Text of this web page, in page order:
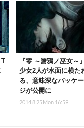
T
『零 ～濡鴉ノ巫女～』
少女2人が水面に横た
る、意味深なパッケー
ジが公開に
2014.8.25 Mon 16:59